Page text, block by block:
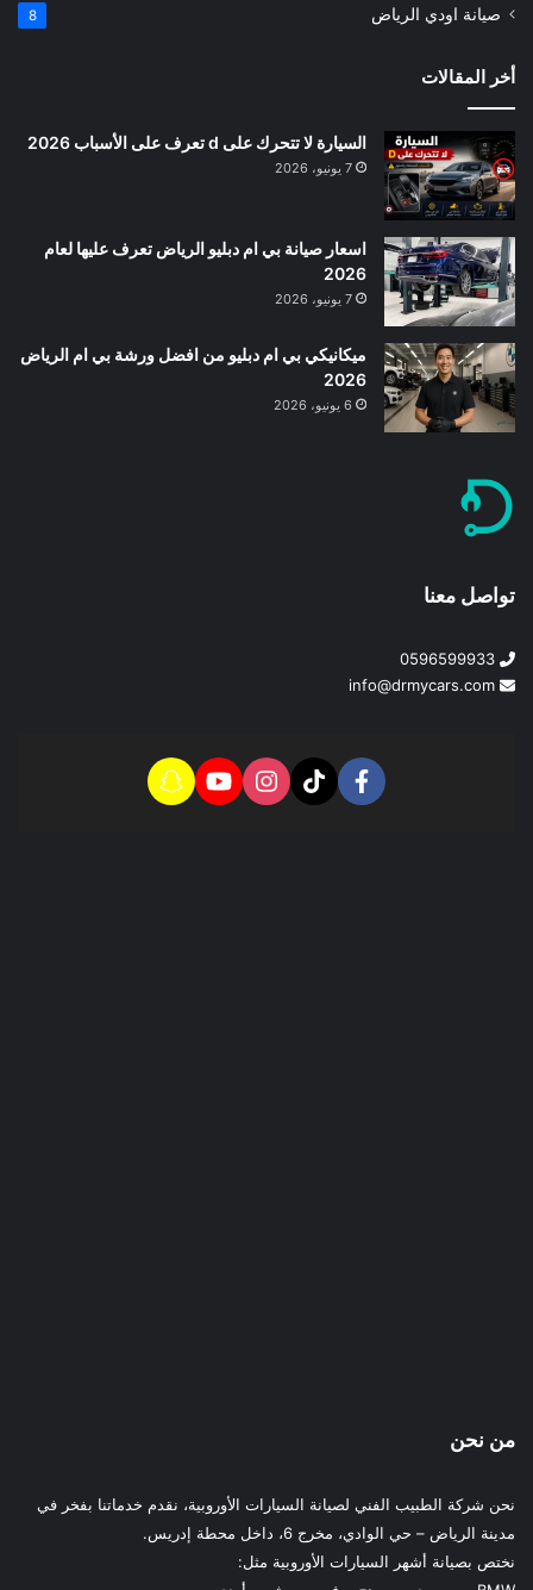
صيانة اودي الرياض 8
أخر المقالات
السيارة لا تتحرك على d تعرف على الأسباب 2026
7 يونيو، 2026
اسعار صيانة بي ام دبليو الرياض تعرف عليها لعام
2026
7 يونيو، 2026
ميكانيكي بي ام دبليو من افضل ورشة بي ام الرياض
2026
6 يونيو، 2026
تواصل معنا
0596599933
info@drmycars.com
من نحن
نحن شركة الطبيب الفني لصيانة السيارات الأوروبية، نقدم خدماتنا بفخر في
مدينة الرياض – حي الوادي، مخرج 6، داخل محطة إدريس.
نختص بصيانة أشهر السيارات الأوروبية مثل: